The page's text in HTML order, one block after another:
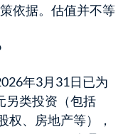
依据。估值并不等
年3月31日已为
另类投资（包括
权、房地产等），